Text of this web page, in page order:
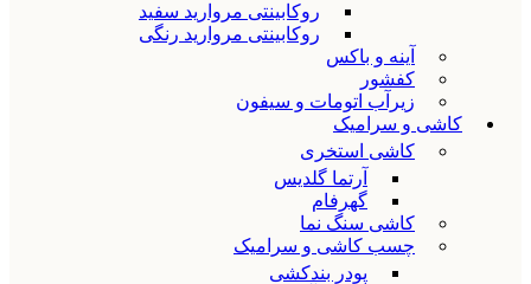
روکابینتی مروارید سفید
روکابینتی مروارید رنگی
آینه و باکس
کفشور
زیرآب اتومات و سیفون
کاشی و سرامیک
کاشی استخری
آرتما گلدیس
گهرفام
کاشی سنگ نما
چسب کاشی و سرامیک
پودر بندکشی